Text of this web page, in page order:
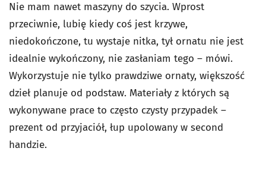
Nie mam nawet maszyny do szycia. Wprost
przeciwnie, lubię kiedy coś jest krzywe,
niedokończone, tu wystaje nitka, tył ornatu nie jest
idealnie wykończony, nie zasłaniam tego – mówi.
Wykorzystuje nie tylko prawdziwe ornaty, większość
dzieł planuje od podstaw. Materiały z których są
wykonywane prace to często czysty przypadek –
prezent od przyjaciół, łup upolowany w second
handzie.